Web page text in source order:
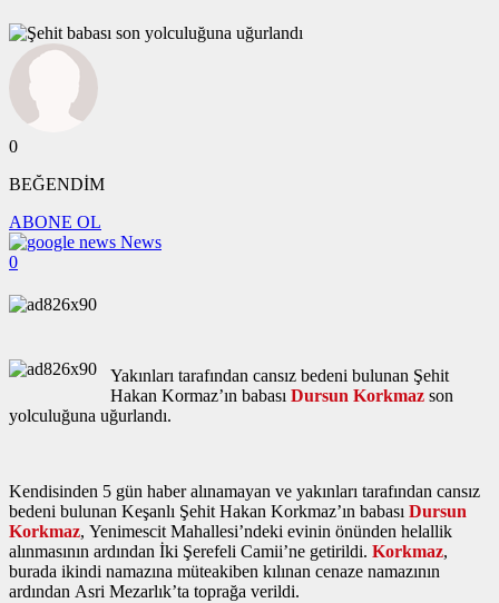
0
BEĞENDİM
ABONE OL
News
0
Yakınları tarafından cansız bedeni bulunan Şehit
Hakan Kormaz’ın babası Dursun Korkmaz son
yolculuğuna uğurlandı.
Kendisinden 5 gün haber alınamayan ve yakınları tarafından cansız
bedeni bulunan Keşanlı Şehit Hakan Korkmaz’ın babası Dursun
Korkmaz, Yenimescit Mahallesi’ndeki evinin önünden helallik
alınmasının ardından İki Şerefeli Camii’ne getirildi. Korkmaz,
burada ikindi namazına müteakiben kılınan cenaze namazının
ardından Asri Mezarlık’ta toprağa verildi.